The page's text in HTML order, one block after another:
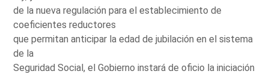
de la nueva regulación para el establecimiento de
coeficientes reductores
que permitan anticipar la edad de jubilación en el sistema
de la
Seguridad Social, el Gobierno instará de oficio la iniciación